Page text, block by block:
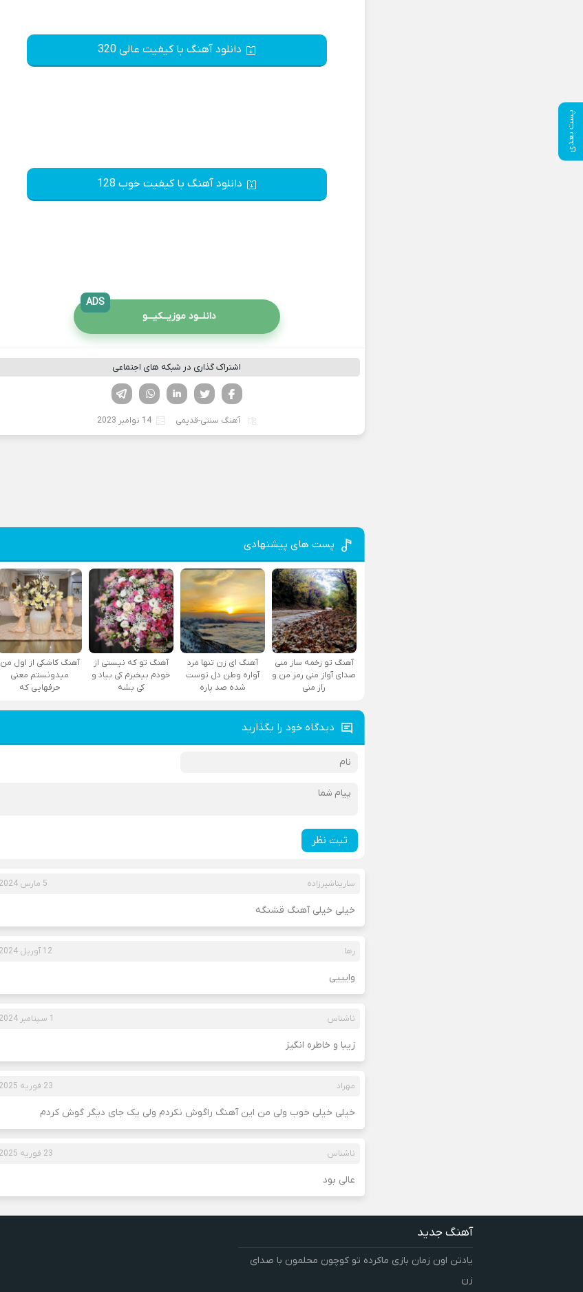
پست بعدی
دانلود آهنگ با کیفیت عالی 320
دانلود آهنگ با کیفیت خوب 128
دانلــود موزیــکیـــو
ADS
اشتراک گذاری در شبکه های اجتماعی
لینکدین تویتر
فیسوک
آهنگ سنتی-قدیمی 14 نوامبر 2023
پست های پیشنهادی
آهنگ تو زخمه ساز منی
صدای آواز منی رمز من و
راز منی
آهنگ ای زن تنها مرد
آواره وطن دل توست
شده صد پاره
آهنگ تو که نیستی از
خودم بیخبرم کی بیاد و
کی بشه
آهنگ کاشکی از اول من
میدونستم معنی
حرفهایی که
دیدگاه خود را بگذارید
ثبت نظر
ساریناشیرزاده 5 مارس 2024
خیلی خیلی آهنگ قشنگه
رها 12 آوریل 2024
وایییی
ناشناس 1 سپتامبر 2024
زیبا و خاطره انگیز
مهراد 23 فوریه 2025
خیلی خیلی خوب ولی من این آهنگ راگوش نکردم ولی یک جای دیگر گوش کردم
ناشناس 23 فوریه 2025
عالی بود
آهنگ جدید
یادتن اون زمان بازی ماکرده تو کوچون محلمون با صدای
زن